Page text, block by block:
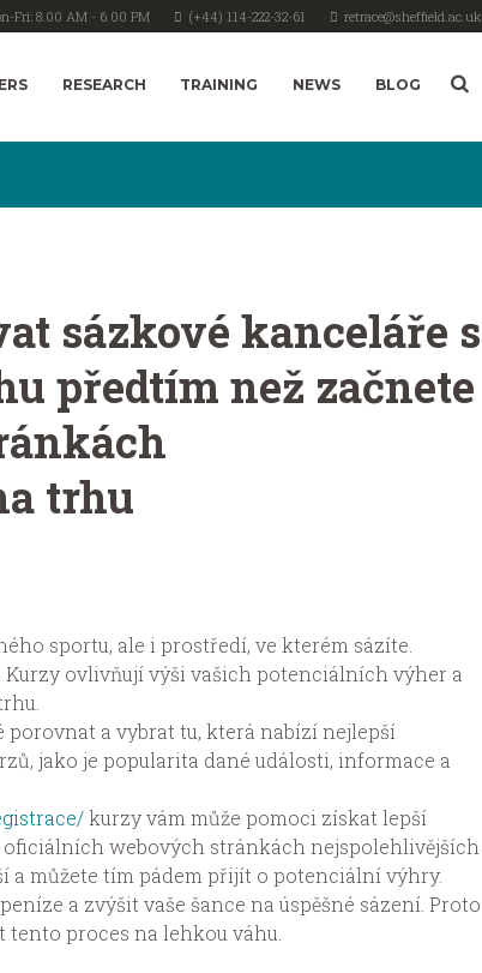
Fri: 8.00 AM - 6.00 PM (+44) 114-222-32-61 retrace@sheffield.ac.uk
RESEARCH TRAINING NEWS BLOG
sázkové kanceláře s
předtím než začnete
trhu
sportu, ale i prostředí, ve kterém sázíte.
ovlivňují výši vašich potenciálních výher a
a vybrat tu, která nabízí nejlepší
jako je popularita dané události, informace a
kurzy vám může pomoci získat lepší
webových stránkách nejspolehlivějších
a můžete tím pádem přijít o potenciální výhry.
a zvýšit vaše šance na úspěšné sázení. Proto
proces na lehkou váhu.